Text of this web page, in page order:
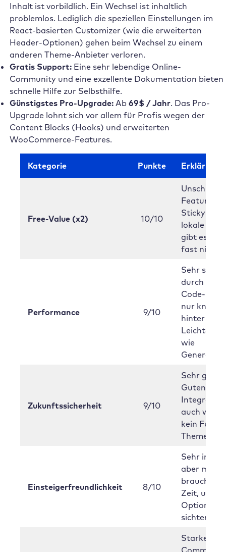
Inhalt ist vorbildlich. Ein Wechsel ist inhaltlich
problemlos. Lediglich die speziellen Einstellungen im
React-basierten Customizer (wie die erweiterten
Header-Optionen) gehen beim Wechsel zu einem
anderen Theme-Anbieter verloren.
Gratis Support:Eine sehr lebendige Online-
Community und eine exzellente Dokumentation bieten
schnelle Hilfe zur Selbsthilfe.
Günstigstes Pro-Upgrade:Ab 69$ / Jahr. Das Pro-
Upgrade lohnt sich vor allem für Profis wegen der
Content Blocks (Hooks) und erweiterten
WooCommerce-Features.
Kategorie Punkte Erklärung
Free-Value (x2) 10/10
Features
Sticky
lokale
gibt es
fast nie
Performance 9/10
Sehr
durch
Code-
nur knapp
hinter
wie
Zukunftssicherheit 9/10
Sehr gute
auch wenn
kein Full-
Theme ist.
Einsteigerfreundlichkeit 8/10
Sehr
aber man
braucht
Zeit, um
Optionen
sichten.
Starke